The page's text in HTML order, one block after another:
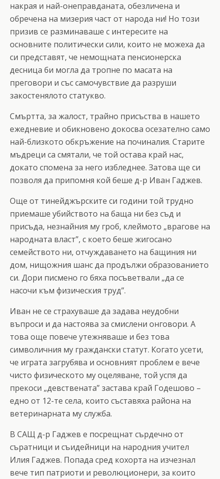
накрая и най-онеправданата, обезличена и
обречена на мизерия част от народа ни! Но този
призив се разминаваше с интересите на
основните политически сили, които не можеха да
си представят, че немощната пенсионерска
десница би могла да тропне по масата на
преговори и със самочувствие да разруши
закостенялото статукво.
Смъртта, за жалост, трайно присъства в нашето
ежедневие и обикновено докосва осезателно само
най-близкото обкръжение на починалия. Старите
мъдреци са смятали, че той остава край нас,
докато спомена за него избледнее. Затова ще си
позволя да припомня кой беше д-р Иван Гаджев.
Още от тинейджърските си години той трудно
приемаше убийството на баща ни без съд и
присъда, незнайния му гроб, клеймото „врагове на
народната власт”, с което беше жигосано
семейството ни, отчуждаването на бащиния ни
дом, нищожния шанс да продължи образованието
си. Дори писмено го бяха посъветвали „да се
насочи към физическия труд”.
Иван не се страхуваше да задава неудобни
въпроси и да настоява за смислени онговори. А
това още повече утежняваше и без това
символичния му граждански статут. Когато усети,
че играта загрубява и основният проблем е вече
чисто физическото му оцеляване, той успя да
прекоси „девствената” застава край Годешово –
едно от 12-те села, които съставяха района на
ветеринарната му служба.
В САЩ д-р Гаджев е посрещнат сърдечно от
съратници и съидейници на народния учител
Илия Гаджев. Попада сред кохорта на изчезнал
вече тип патриоти и революционери, за които